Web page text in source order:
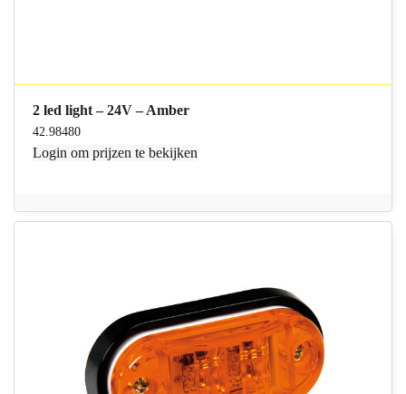
2 led light – 24V – Amber
42.98480
Login om prijzen te bekijken